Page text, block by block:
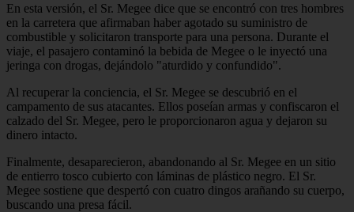
En esta versión, el Sr. Megee dice que se encontró con tres hombres
en la carretera que afirmaban haber agotado su suministro de
combustible y solicitaron transporte para una persona. Durante el
viaje, el pasajero contaminó la bebida de Megee o le inyectó una
jeringa con drogas, dejándolo "aturdido y confundido".
Al recuperar la conciencia, el Sr. Megee se descubrió en el
campamento de sus atacantes. Ellos poseían armas y confiscaron el
calzado del Sr. Megee, pero le proporcionaron agua y dejaron su
dinero intacto.
Finalmente, desaparecieron, abandonando al Sr. Megee en un sitio
de entierro tosco cubierto con láminas de plástico negro. El Sr.
Megee sostiene que despertó con cuatro dingos arañando su cuerpo,
buscando una presa fácil.